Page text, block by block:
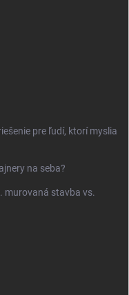
pre ľudí, ktorí myslia
na seba?
murovaná stavba vs.